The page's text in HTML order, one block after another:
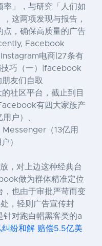
率」，与研究「人们如
这两项发现与报告，
点，确保高质量的广告
Facebook
电商|27条有
巧（一）|facebook
友们自取
社区平台，截止到目
有四大家族产
户）、
（13亿用
）
，对上边这种经典台
做为群体精准定位
，也由于审批严苛而变
，轻则广告宣传封
针对跑白帽黑客类的a
纷和解 赔偿5.5亿美